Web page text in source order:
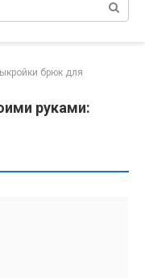
брюк для
руками: